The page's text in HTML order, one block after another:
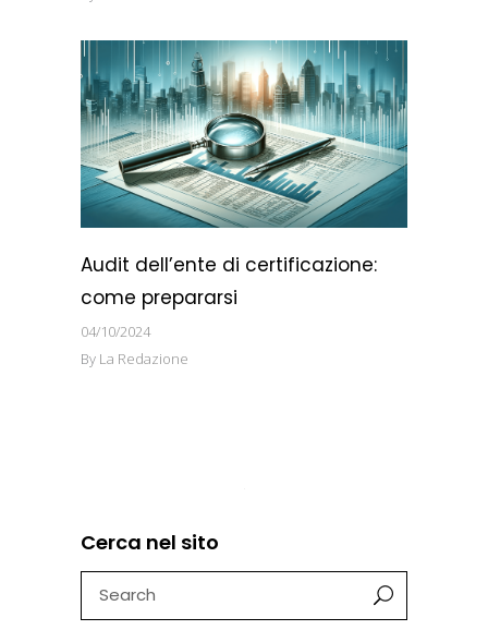
Audit dell’ente di certificazione:
come prepararsi
04/10/2024
By La Redazione
Cerca nel sito